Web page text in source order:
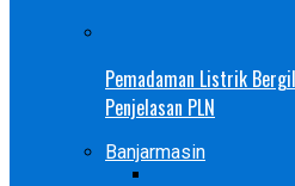
Pemadaman Listrik
Penjelasan PLN
Banjarmasin